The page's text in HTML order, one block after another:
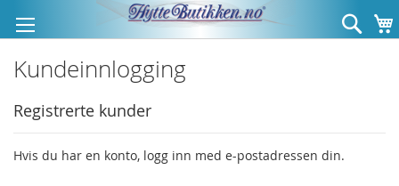
til
innhold
Søk
Kundeinnlogging
Registrerte kunder
Hvis du har en konto, logg inn med e-postadressen din.